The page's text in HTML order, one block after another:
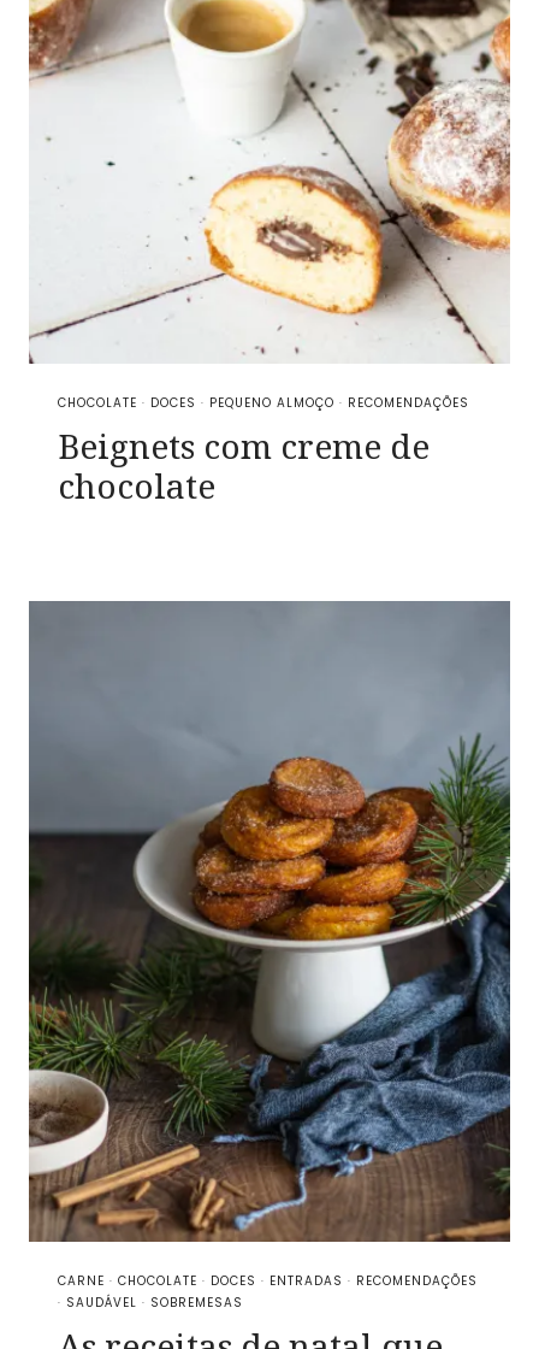
CHOCOLATE · DOCES · PEQUENO ALMOÇO · RECOMENDAÇÕES
Beignets com creme de
chocolate
CARNE · CHOCOLATE · DOCES · ENTRADAS · RECOMENDAÇÕES
· SAUDÁVEL · SOBREMESAS